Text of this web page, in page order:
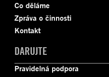
Co děláme
Zpráva o činnosti
Kontakt
DARUJTE
Pravidelná podpora